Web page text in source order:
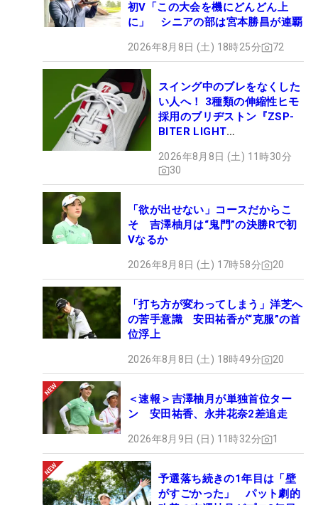
初V「この大会を機にどんどん上
に」 シニアの部は宮本勝昌が連覇
2026年8月8日 (土) 18時25分 72
スイング中のブレをなくした
い人へ！ 3種類の伸縮性ヒモ
採用のブリヂストン『ZSP-
BITER LIGHT
ュー
2026年8月8日 (土) 11時30分
30
「欲が出せない」コースだからこ
そ 吉澤柚月は“鬼門”の決勝Rで初
Vなるか
2026年8月8日 (土) 17時58分 20
「打ち方が変わってしまう」洋芝へ
の苦手意識 安田祐香が“克服”の首
位浮上
2026年8月8日 (土) 18時49分 20
＜速報＞吉澤柚月が単独首位ター
ン 安田祐香、永井花奈2差追走
2026年8月9日 (日) 11時32分 1
予選落ち続きの1年目は「壁
がすごかった」 パット劇的